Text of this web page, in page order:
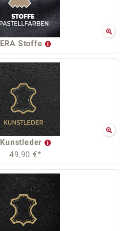
ERA Stoffe
Kunstleder
49,90 €*